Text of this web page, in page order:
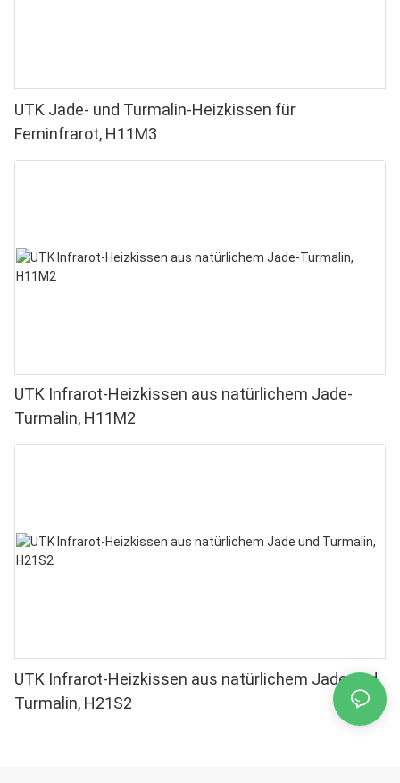
UTK Jade- und Turmalin-Heizkissen für
Ferninfrarot, H11M3
UTK Infrarot-Heizkissen aus natürlichem Jade-
Turmalin, H11M2
UTK Infrarot-Heizkissen aus natürlichem Jade und
Turmalin, H21S2